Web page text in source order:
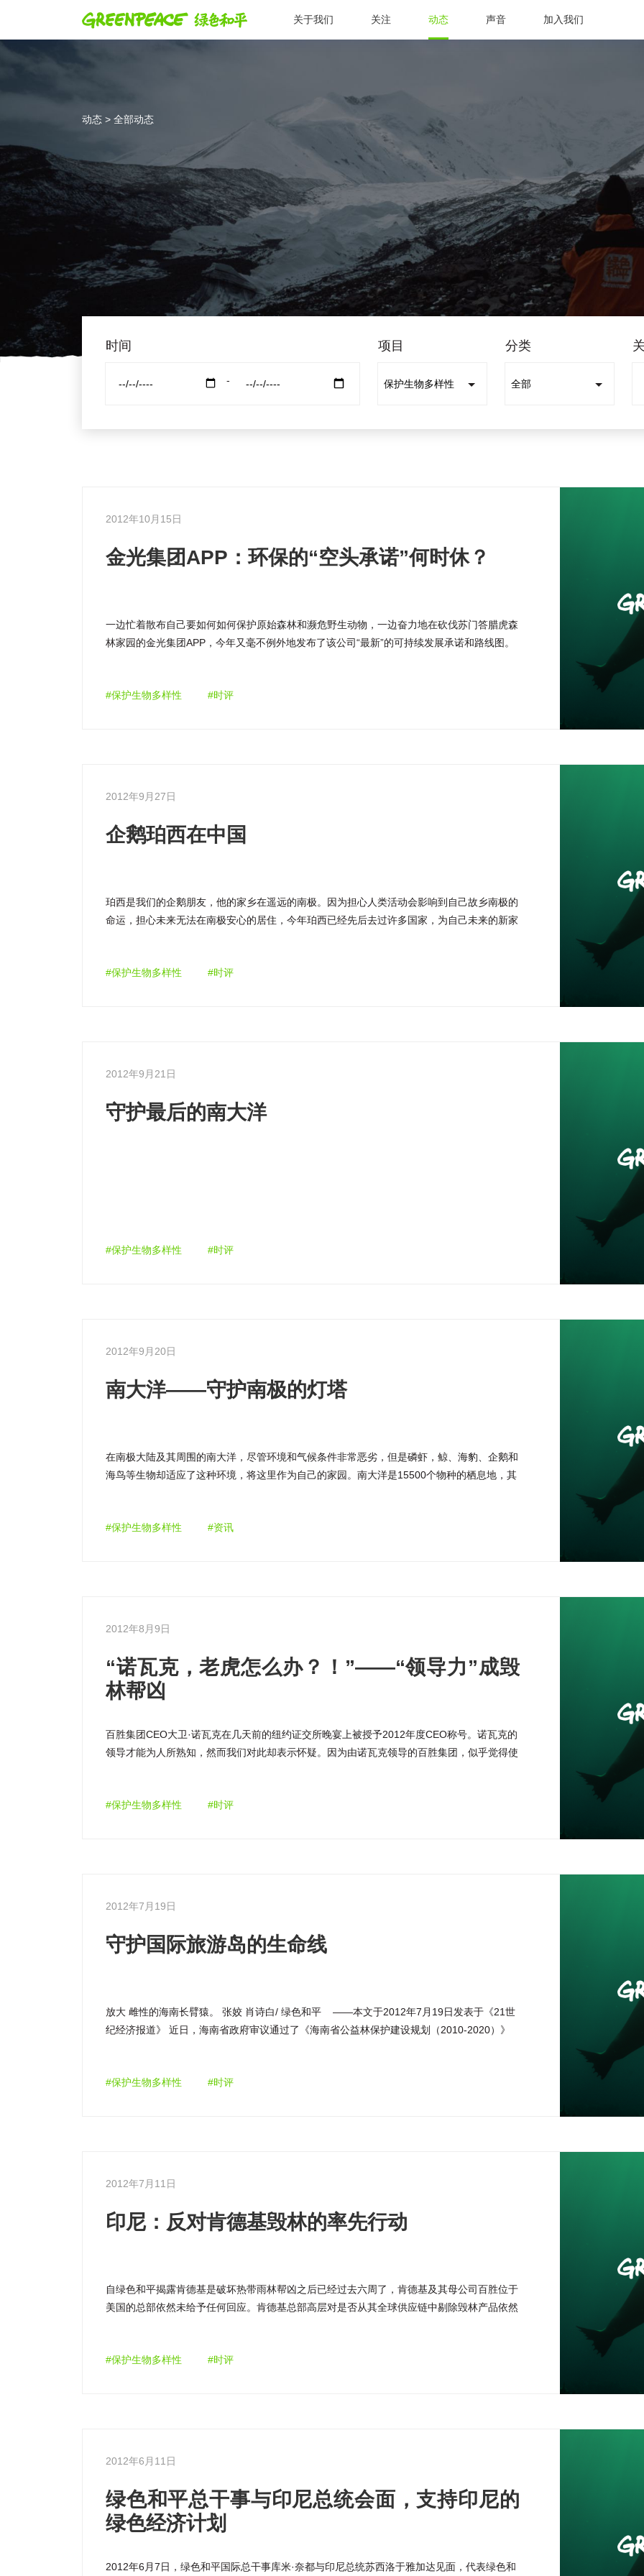
关于我们 关注 动态 声音 加入我们
动态 > 全部动态
时间
-
项目 分类
2012年10月15日
金光集团APP：环保的“空头承诺”何时休？
一边忙着散布自己要如何如何保护原始森林和濒危野生动物，一边奋力地在砍伐苏门答腊虎森
林家园的金光集团APP，今年又毫不例外地发布了该公司“最新”的可持续发展承诺和路线图。
#保护生物多样性
#时评
2012年9月27日
企鹅珀西在中国
珀西是我们的企鹅朋友，他的家乡在遥远的南极。因为担心人类活动会影响到自己故乡南极的
命运，担心未来无法在南极安心的居住，今年珀西已经先后去过许多国家，为自己未来的新家
#保护生物多样性 #时评
2012年9月21日
守护最后的南大洋
#保护生物多样性 #时评
2012年9月20日
南大洋——守护南极的灯塔
在南极大陆及其周围的南大洋，尽管环境和气候条件非常恶劣，但是磷虾，鲸、海豹、企鹅和
海鸟等生物却适应了这种环境，将这里作为自己的家园。南大洋是15500个物种的栖息地，其
#保护生物多样性 #资讯
2012年8月9日
“诺瓦克，老虎怎么办？！”——“领导力”成毁
林帮凶
百胜集团CEO大卫·诺瓦克在几天前的纽约证交所晚宴上被授予2012年度CEO称号。诺瓦克的
领导才能为人所熟知，然而我们对此却表示怀疑。因为由诺瓦克领导的百胜集团，似乎觉得使
#保护生物多样性
#时评
2012年7月19日
守护国际旅游岛的生命线
放大 雌性的海南长臂猿。 张姣 肖诗白/ 绿色和平 ——本文于2012年7月19日发表于《21世
纪经济报道》 近日，海南省政府审议通过了《海南省公益林保护建设规划（2010-2020）》
#保护生物多样性
#时评
2012年7月11日
印尼：反对肯德基毁林的率先行动
自绿色和平揭露肯德基是破坏热带雨林帮凶之后已经过去六周了，肯德基及其母公司百胜位于
美国的总部依然未给予任何回应。肯德基总部高层对是否从其全球供应链中剔除毁林产品依然
#保护生物多样性 #时评
2012年6月11日
绿色和平总干事与印尼总统会面，支持印尼的
绿色经济计划
2012年6月7日，绿色和平国际总干事库米·奈都与印尼总统苏西洛于雅加达见面，代表绿色和